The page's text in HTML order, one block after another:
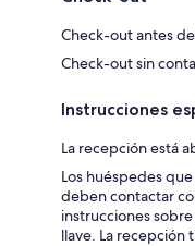
Check-out antes de
Check-out sin
Instrucciones
La recepción está
Los huéspedes
deben contactar
instrucciones
llave. La recepción